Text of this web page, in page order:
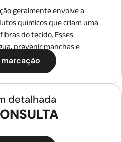
geralmente envolve a
químicos que criam uma
do tecido. Esses
prevenir manchas e
a impermeabilização ajuda a
e mofo, que podem ocorrer
marcação
detalhada